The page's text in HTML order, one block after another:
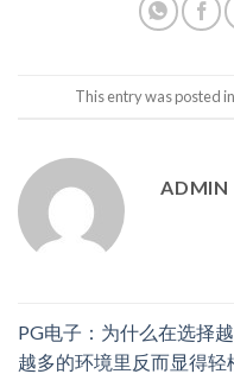
This entry was posted in
ADMIN
PG电子：为什么在选择
越多的环境里反而显得轻